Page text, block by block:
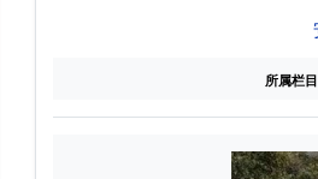
所属栏目